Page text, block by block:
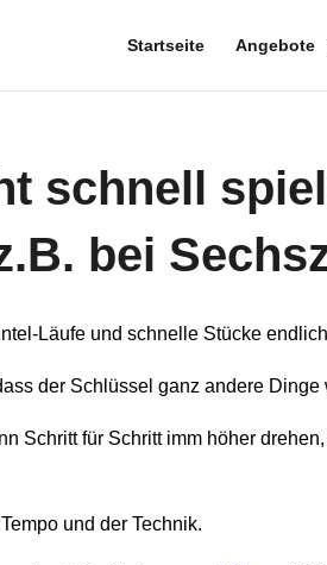
Startseite Angebote
schnell
bei
Läufe und schnelle Stücke
der Schlüssel ganz andere
Schritt für Schritt imm höher
und der Technik.